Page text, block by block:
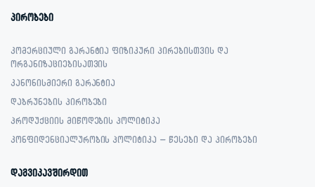
პირობები
კომერციული გარანტია ფიზიკური პირებისთვის და
ორგანიზაციებისათვის
კანონისმიერი გარანტია
დაბრუნების პირობები
პროდუქციის მიწოდების პოლიტიკა
კონფიდენციალურობის პოლიტიკა – წესები და პირობები
დაგვიკავშირდით